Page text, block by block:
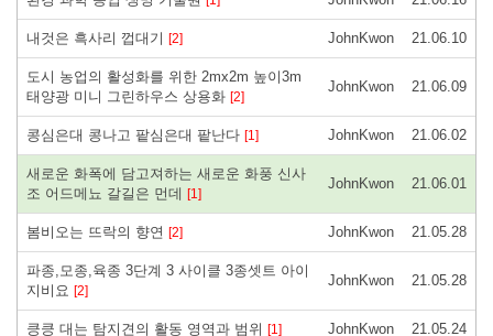
내것은 흑사리 껍대기 [2] JohnKwon 21.06.10
도시 농업의 활성화를 위한 2mx2m 높이3m
태양광 미니 그린하우스 상용화 [2]
JohnKwon 21.06.09
콩심은대 콩나고 팥심은대 팥난다 [1] JohnKwon 21.06.02
새로운 화폭에 담고져하는 새로운 화풍 신사
조 어드메뇨 갈길은 먼데 [1]
JohnKwon 21.06.01
봄비오는 뜨락의 향연 [2] JohnKwon 21.05.28
파종,모종,육종 3단계 3 사이클 3종셋트 아이
지비요 [2]
JohnKwon 21.05.28
킁킁 대는 탐지견의 활동 영역과 범위 [1] JohnKwon 21.05.24